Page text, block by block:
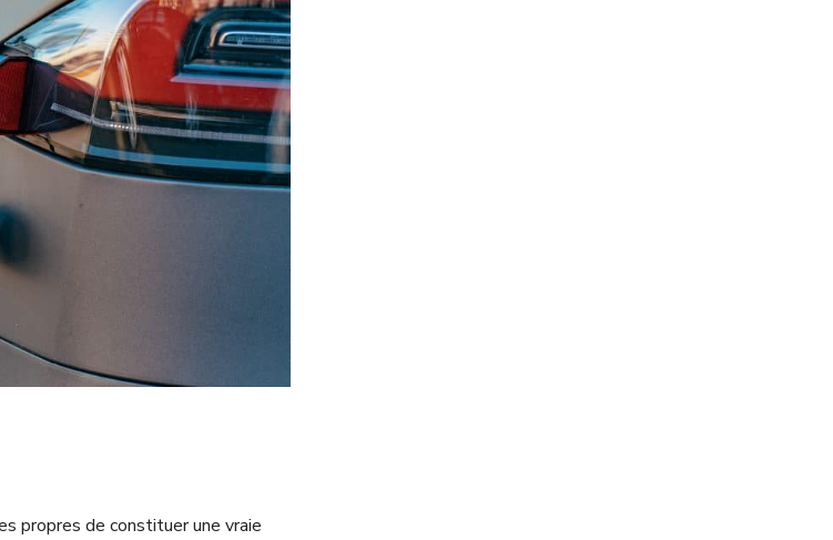
propres de constituer une vraie